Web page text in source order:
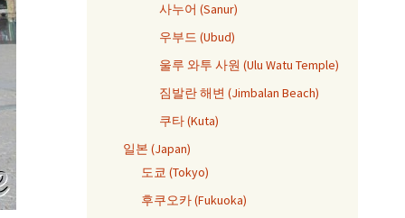
사누어 (Sanur)
우부드 (Ubud)
울루 와투 사원 (Ulu Watu Temple)
짐발란 해변 (Jimbalan Beach)
쿠타 (Kuta)
일본 (Japan)
도쿄 (Tokyo)
후쿠오카 (Fukuoka)